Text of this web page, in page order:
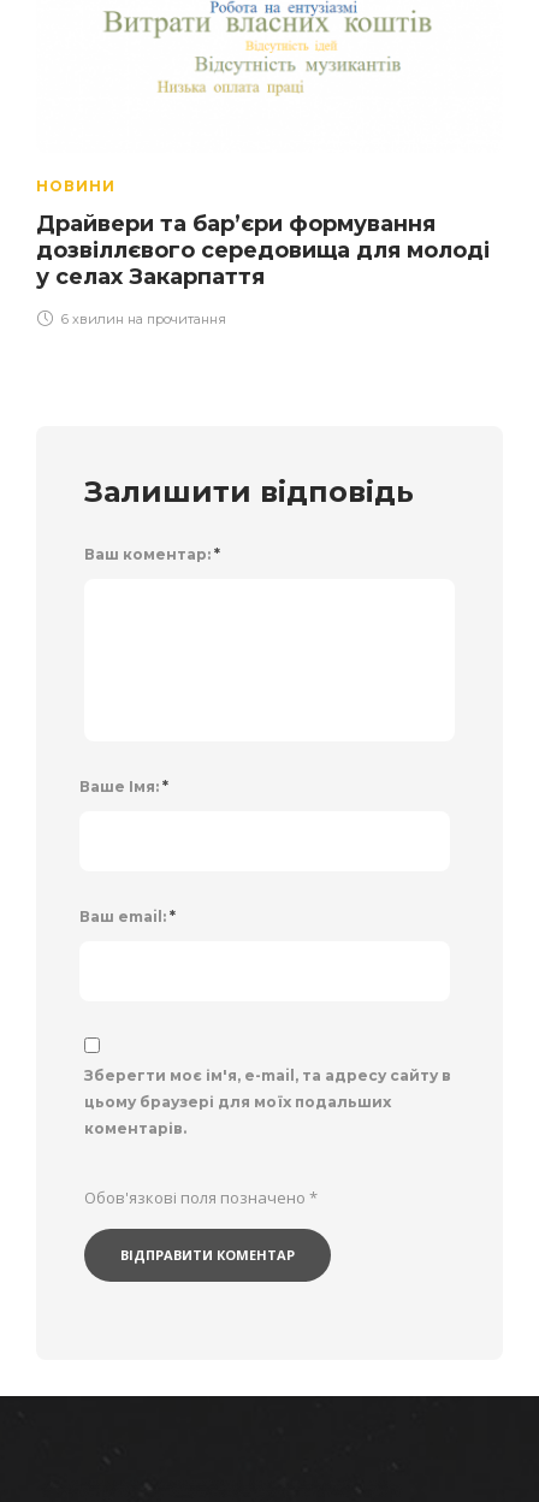
НОВИНИ
Драйвери та бар’єри формування
дозвіллєвого середовища для молоді
у селах Закарпаття
6 хвилин на прочитання
Залишити відповідь
Ваш коментар: *
Ваше Імя: *
Ваш email: *
Зберегти моє ім'я, e-mail, та адресу сайту в
цьому браузері для моїх подальших
коментарів.
Обов'язкові поля позначено *